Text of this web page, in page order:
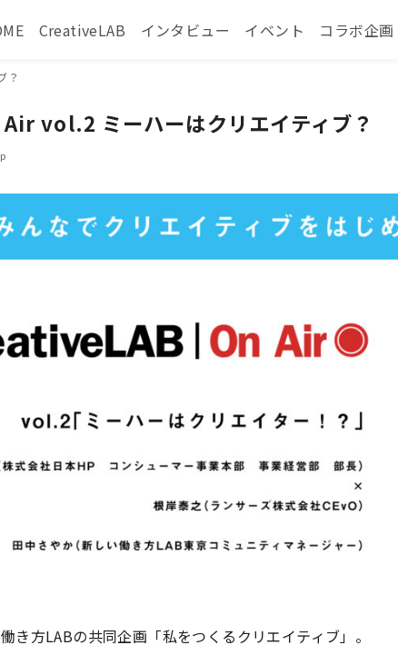
CreativeLAB インタビュー イベント コラボ企画
？
vol.2 ミーハーはクリエイティブ？
方LABの共同企画「私をつくるクリエイティブ」。